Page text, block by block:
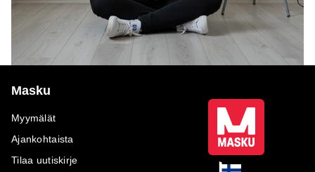
Masku
Myymälät
Ajankohtaista
Tilaa uutiskirje